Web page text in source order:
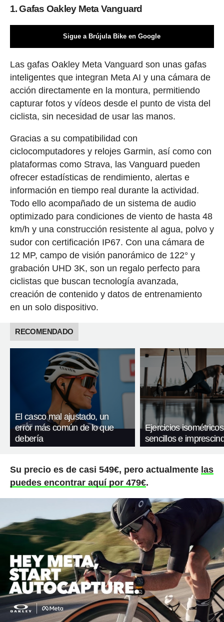
1. Gafas Oakley Meta Vanguard
Sigue a Brújula Bike en Google
Las gafas Oakley Meta Vanguard son unas gafas
inteligentes que integran Meta AI y una cámara de
acción directamente en la montura, permitiendo
capturar fotos y vídeos desde el punto de vista del
ciclista, sin necesidad de usar las manos.
Gracias a su compatibilidad con
ciclocomputadores y relojes Garmin, así como con
plataformas como Strava, las Vanguard pueden
ofrecer estadísticas de rendimiento, alertas e
información en tiempo real durante la actividad.
Todo ello acompañado de un sistema de audio
optimizado para condiciones de viento de hasta 48
km/h y una construcción resistente al agua, polvo y
sudor con certificación IP67. Con una cámara de
12 MP, campo de visión panorámico de 122° y
grabación UHD 3K, son un regalo perfecto para
ciclistas que buscan tecnología avanzada,
creación de contenido y datos de entrenamiento
en un solo dispositivo.
RECOMENDADO
El casco mal ajustado, un
error más común de lo que
debería
Ejercicios
sencillos e
Su precio es de casi 549€, pero actualmente las
puedes encontrar aquí por 479€.